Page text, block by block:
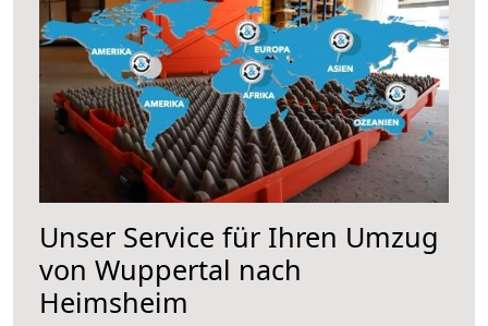
Unser Service für Ihren Umzug
von Wuppertal nach
Heimsheim